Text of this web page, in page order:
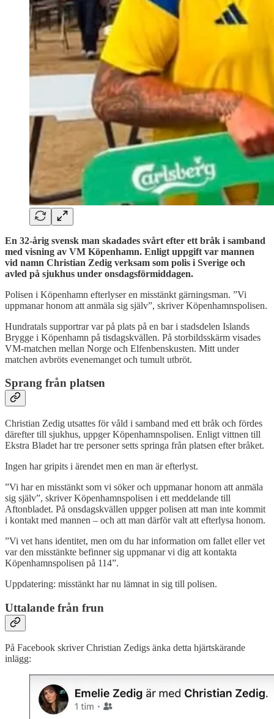
En 32-årig svensk man skadades svårt efter ett bråk i samband
med visning av VM Köpenhamn. Enligt uppgift var mannen
vid namn Christian Zedig verksam som polis i Sverige och
avled på sjukhus under onsdagsförmiddagen.
Polisen i Köpenhamn efterlyser en misstänkt gärningsman. ”Vi
uppmanar honom att anmäla sig själv”, skriver Köpenhamnspolisen.
Hundratals supportrar var på plats på en bar i stadsdelen Islands
Brygge i Köpenhamn på tisdagskvällen. På storbildsskärm visades
VM-matchen mellan Norge och Elfenbenskusten. Mitt under
matchen avbröts evenemanget och tumult utbröt.
Sprang från platsen
Christian Zedig utsattes för våld i samband med ett bråk och fördes
därefter till sjukhus, uppger Köpenhamnspolisen. Enligt vittnen till
Ekstra Bladet har tre personer setts springa från platsen efter bråket.
Ingen har gripits i ärendet men en man är efterlyst.
”Vi har en misstänkt som vi söker och uppmanar honom att anmäla
sig själv”, skriver Köpenhamnspolisen i ett meddelande till
Aftonbladet. På onsdagskvällen uppger polisen att man inte kommit
i kontakt med mannen – och att man därför valt att efterlysa honom.
”Vi vet hans identitet, men om du har information om fallet eller vet
var den misstänkte befinner sig uppmanar vi dig att kontakta
Köpenhamnspolisen på 114”.
Uppdatering: misstänkt har nu lämnat in sig till polisen.
Uttalande från frun
På Facebook skriver Christian Zedigs änka detta hjärtskärande
inlägg: